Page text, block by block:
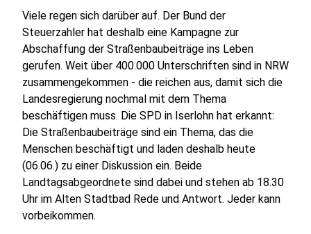
Viele regen sich darüber auf. Der Bund der
Steuerzahler hat deshalb eine Kampagne zur
Abschaffung der Straßenbaubeiträge ins Leben
gerufen. Weit über 400.000 Unterschriften sind in NRW
zusammengekommen - die reichen aus, damit sich die
Landesregierung nochmal mit dem Thema
beschäftigen muss. Die SPD in Iserlohn hat erkannt:
Die Straßenbaubeiträge sind ein Thema, das die
Menschen beschäftigt und laden deshalb heute
(06.06.) zu einer Diskussion ein. Beide
Landtagsabgeordnete sind dabei und stehen ab 18.30
Uhr im Alten Stadtbad Rede und Antwort. Jeder kann
vorbeikommen.